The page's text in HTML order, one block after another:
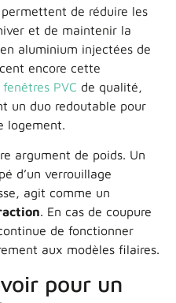
de réduire les
et de maintenir la
aluminium injectées de
encore cette
fenêtres PVC de qualité,
un duo redoutable pour
logement.
argument de poids. Un
d’un verrouillage
agit comme un
. En cas de coupure
de fonctionner
aux modèles filaires.
pour un